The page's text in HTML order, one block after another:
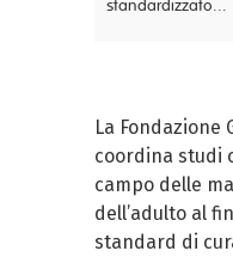
standardizzato...
La Fondazione
coordina studi
campo delle
dell’adulto al
standard di